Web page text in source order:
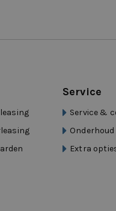
Service
Service &
Extra